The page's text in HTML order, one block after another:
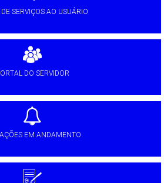
SERVIÇOS AO USUÁRIO
DO SERVIDOR
EM ANDAMENTO